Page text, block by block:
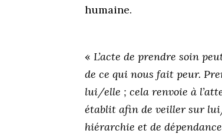
humaine.
« L’acte de prendre soin
de ce qui nous fait peur.
lui/elle ; cela renvoie à
établit afin de veiller sur
hiérarchie et de